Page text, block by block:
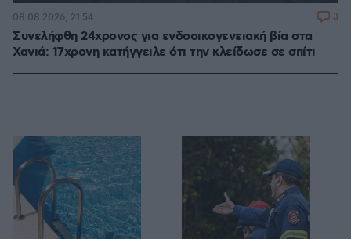
Συνελήφθη 24χρονος για ενδοοικογενειακή βία στα
Χανιά: 17χρονη κατήγγειλε ότι την κλείδωσε σε σπίτι
08.08.2026, 21:54 3